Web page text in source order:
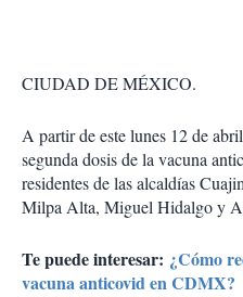
CIUDAD DE MÉXICO.
A partir de este lunes 12 de
segunda dosis de la vacuna
residentes de las alcaldías
Milpa Alta, Miguel Hidalgo y
Te puede interesar: ¿Cómo
vacuna anticovid en CDMX?